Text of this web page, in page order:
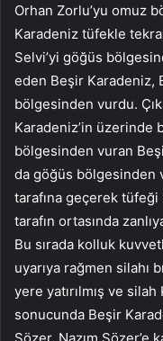
Orhan Zorlu’yu omuz
Karadeniz tüfekle
Selvi’yi göğüs
eden Beşir Karadeniz,
bölgesinden vurdu.
Karadeniz’in üzerinde
bölgesinden vuran
da göğüs bölgesinden
tarafına geçerek tüfeği
tarafın ortasında
Bu sırada kolluk
uyarıya rağmen silahı
yere yatırılmış ve silah
sonucunda Beşir
Sözer, Nazım